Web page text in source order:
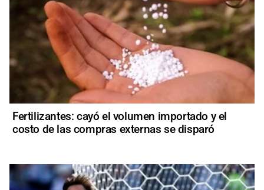
Fertilizantes: cayó el volumen importado y el
costo de las compras externas se disparó